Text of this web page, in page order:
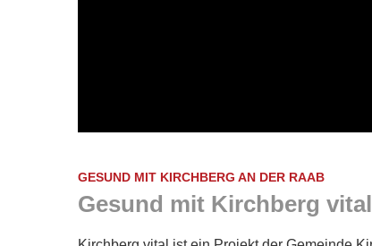
GESUND MIT KIRCHBERG AN DER RAAB
Gesund mit Kirchberg